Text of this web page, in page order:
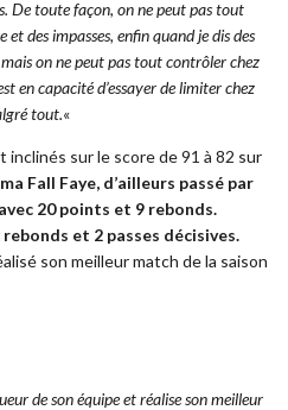
De toute façon, on ne peut pas tout
des impasses, enfin quand je dis des
on ne peut pas tout contrôler chez
en capacité d’essayer de limiter chez
tout.«
inclinés sur le score de 91 à 82 sur
Fall Faye, d’ailleurs passé par
20 points et 9 rebonds.
et 2 passes décisives.
son meilleur match de la saison
de son équipe et réalise son meilleur